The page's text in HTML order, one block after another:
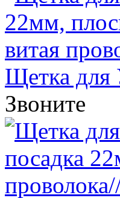
Щетка
Звоните